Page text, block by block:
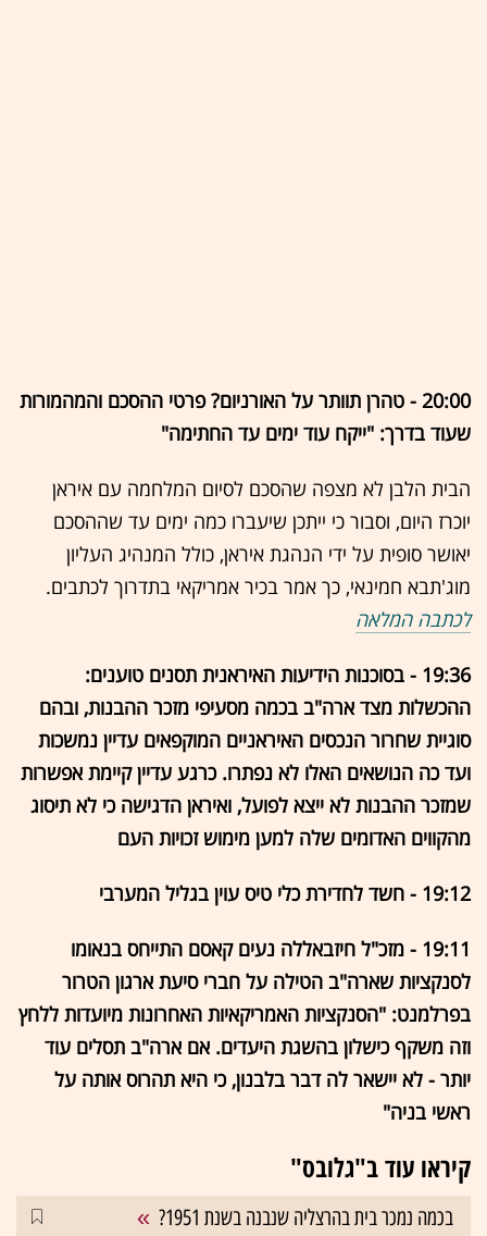
20:00 - טהרן תוותר על האורניום? פרטי ההסכם והמהמורות
שעוד בדרך: "ייקח עוד ימים עד החתימה"
הבית הלבן לא מצפה שהסכם לסיום המלחמה עם איראן
יוכרז היום, וסבור כי ייתכן שיעברו כמה ימים עד שההסכם
יאושר סופית על ידי הנהגת איראן, כולל המנהיג העליון
מוג'תבא חמינאי, כך אמר בכיר אמריקאי בתדרוך לכתבים.
לכתבה המלאה
19:36 - בסוכנות הידיעות האיראנית תסנים טוענים:
ההכשלות מצד ארה"ב בכמה מסעיפי מזכר ההבנות, ובהם
סוגיית שחרור הנכסים האיראניים המוקפאים עדיין נמשכות
ועד כה הנושאים האלו לא נפתרו. כרגע עדיין קיימת אפשרות
שמזכר ההבנות לא ייצא לפועל, ואיראן הדגישה כי לא תיסוג
מהקווים האדומים שלה למען מימוש זכויות העם
19:12 - חשד לחדירת כלי טיס עוין בגליל המערבי
19:11 - מזכ"ל חיזבאללה נעים קאסם התייחס בנאומו
לסנקציות שארה"ב הטילה על חברי סיעת ארגון הטרור
בפרלמנט: "הסנקציות האמריקאיות האחרונות מיועדות ללחץ
וזה משקף כישלון בהשגת היעדים. אם ארה"ב תסלים עוד
יותר - לא יישאר לה דבר בלבנון, כי היא תהרוס אותה על
ראשי בניה"
קיראו עוד ב"גלובס"
בכמה נמכר בית בהרצליה שנבנה בשנת 1951?